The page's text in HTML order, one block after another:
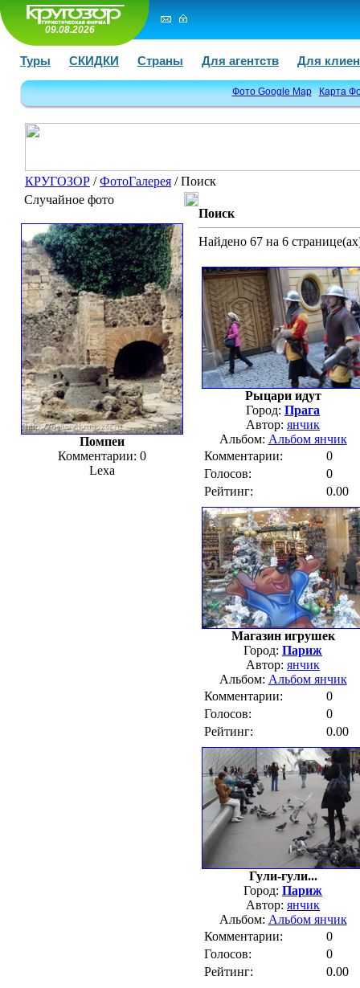
09.08.2026
Туры СКИДКИ Страны Для агентств Для
Фото Google Map Карта
КРУГОЗОР /ФотоГалерея / Поиск
Случайное фото
Помпеи
Комментарии: 0
Lexa
Поиск
Найдено 67 на 6
Рыцари идут
Город: Прага
Автор: янчик
Альбом: Альбом янчик
Комментарии:
0
Голосов:
0
Рейтинг:
0.00
Магазин игрушек
Город: Париж
Автор: янчик
Альбом: Альбом янчик
Комментарии:
0
Голосов:
0
Рейтинг:
0.00
Гули-гули...
Город: Париж
Автор: янчик
Альбом: Альбом янчик
Комментарии:
0
Голосов:
0
Рейтинг:
0.00